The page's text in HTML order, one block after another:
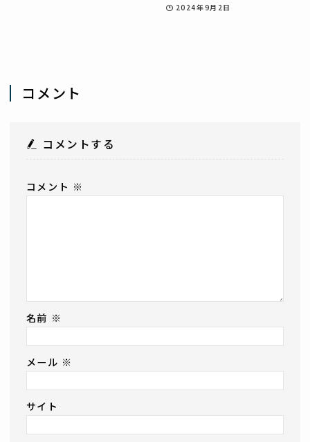
2024年9月2日
コメント
コメントする
コメント ※
名前 ※
メール ※
サイト